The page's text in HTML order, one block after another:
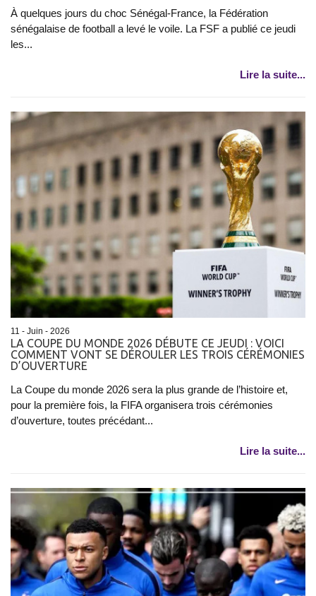
À quelques jours du choc Sénégal-France, la Fédération
sénégalaise de football a levé le voile. La FSF a publié ce jeudi
les...
Lire la suite...
11 - Juin - 2026
LA COUPE DU MONDE 2026 DÉBUTE CE JEUDI : VOICI
COMMENT VONT SE DÉROULER LES TROIS CÉRÉMONIES
D’OUVERTURE
La Coupe du monde 2026 sera la plus grande de l’histoire et,
pour la première fois, la FIFA organisera trois cérémonies
d’ouverture, toutes précédant...
Lire la suite...